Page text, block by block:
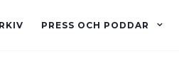
PRESS OCH PODDAR